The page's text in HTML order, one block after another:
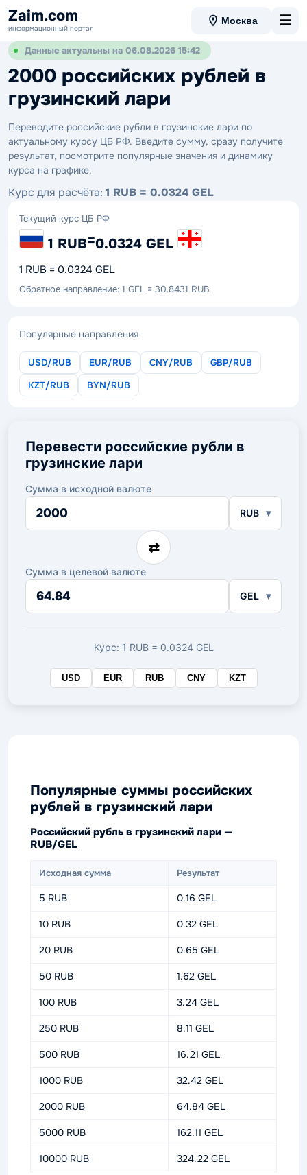
Zaim.com
информационный портал
Москва ☰
Данные актуальны на 06.08.2026 15:42
2000 российских рублей в
грузинский лари
Переводите российские рубли в грузинские лари по
актуальному курсу ЦБ РФ. Введите сумму, сразу получите
результат, посмотрите популярные значения и динамику
курса на графике.
Курс для расчёта: 1 RUB = 0.0324 GEL
Текущий курс ЦБ РФ
1 RUB=0.0324 GEL
1 RUB = 0.0324 GEL
Обратное направление: 1 GEL = 30.8431 RUB
Популярные направления
USD/RUB EUR/RUB CNY/RUB
GBP/RUB
KZT/RUB
BYN/RUB
Перевести российские рубли в
грузинские лари
Сумма в исходной валюте
Сумма
исходной
RUB
⇄
Сумма в целевой валюте
Сумма
целевой
валюте
GEL
Курс: 1 RUB = 0.0324 GEL
USD EUR RUB CNY KZT
Популярные суммы российских
рублей в грузинский лари
Российский рубль в грузинский лари —
RUB/GEL
Исходная сумма Результат
5 RUB 0.16 GEL
10 RUB 0.32 GEL
20 RUB 0.65 GEL
50 RUB 1.62 GEL
100 RUB 3.24 GEL
250 RUB 8.11 GEL
500 RUB 16.21 GEL
1000 RUB 32.42 GEL
2000 RUB 64.84 GEL
5000 RUB 162.11 GEL
10000 RUB 324.22 GEL